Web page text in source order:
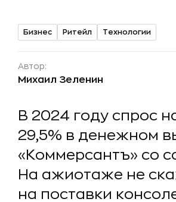
Бизнес Ритейл Технологии
Автор:
Михаил Зеленин
В 2024 году спрос
29,5% в денежном
«Коммерсантъ» со
На ажиотаже не
на поставки